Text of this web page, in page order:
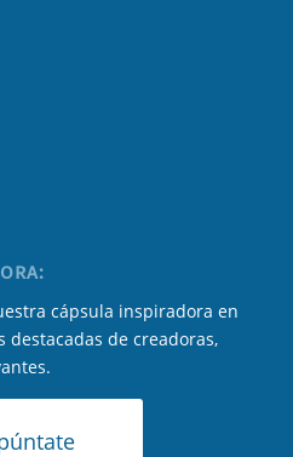
cápsula inspiradora en
destacadas de creadoras,